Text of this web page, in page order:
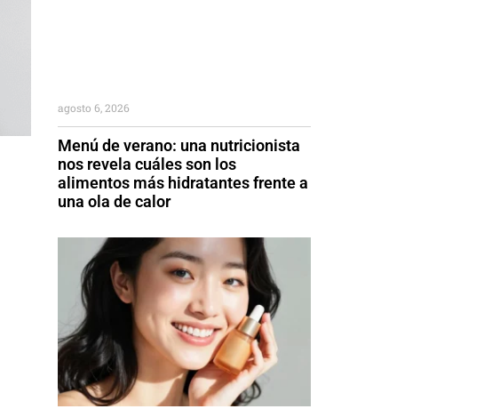
Menú de verano: una nutricionista
nos revela cuáles son los
alimentos más hidratantes frente a
una ola de calor
agosto 6, 2026